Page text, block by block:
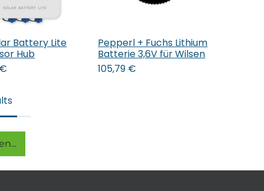
Battery Lite
Hub
€
Pepperl + Fuchs Lithium
Batterie 3,6V für Wilsen
105,79 €